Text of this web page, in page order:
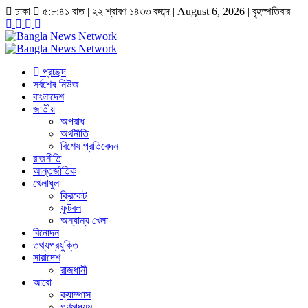
ঢাকা ৫:৮:৪১ রাত| ২২ শ্রাবণ ১৪৩৩ বঙ্গাব্দ | August 6, 2026 | বৃহস্পতিবার
প্রচ্ছদ
সর্বশেষ নিউজ
বাংলাদেশ
জাতীয়
অপরাধ
অর্থনীতি
বিশেষ প্রতিবেদন
রাজনীতি
আন্তর্জাতিক
খেলাধুলা
ক্রিকেট
ফুটবল
অন্যান্য খেলা
বিনোদন
তথ্যপ্রযুক্তি
সারাদেশ
রাজধানী
আরো
ক্যাম্পাস